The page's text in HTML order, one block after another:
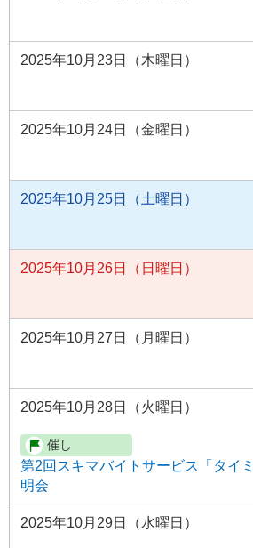
2025年10月23日（木曜日）
2025年10月24日（金曜日）
2025年10月25日（土曜日）
2025年10月26日（日曜日）
2025年10月27日（月曜日）
2025年10月28日（火曜日）
第2回スキマバイトサービス「タイ
明会
2025年10月29日（水曜日）